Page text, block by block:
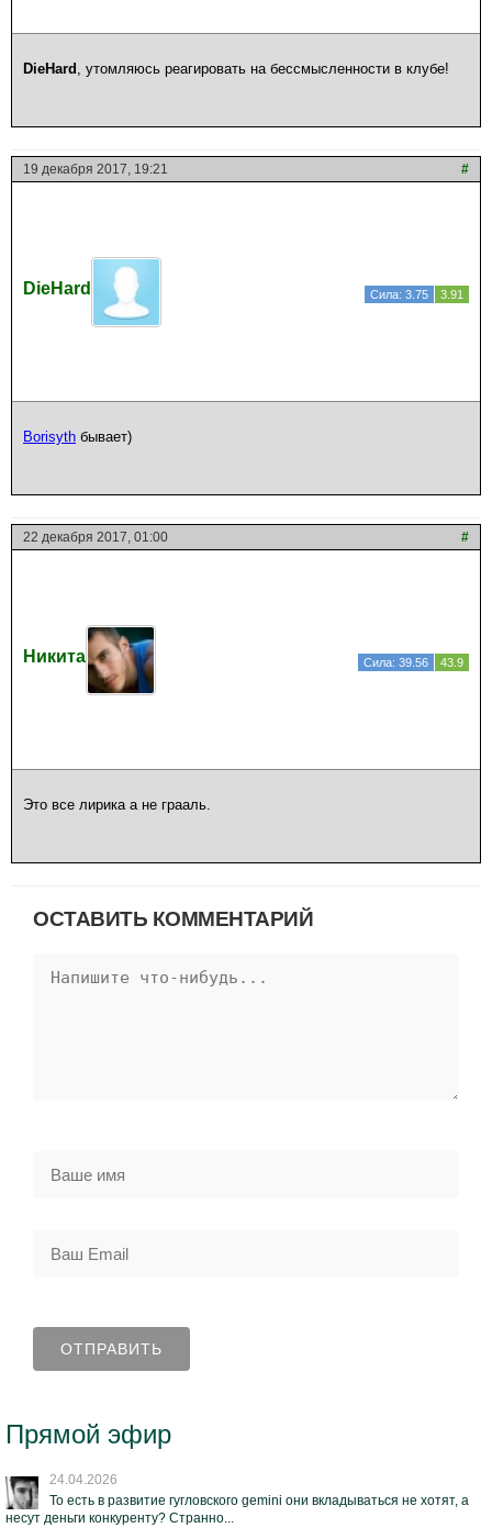
DieHard , утомляюсь реагировать на бессмысленности в клубе!
19 декабря 2017, 19:21 #
DieHard Сила: 3.75 3.91
Borisyth бывает)
22 декабря 2017, 01:00 #
Никита Сила: 39.56 43.9
Это все лирика а не грааль.
ОСТАВИТЬ КОММЕНТАРИЙ
Прямой эфир
24.04.2026
То есть в развитие гугловского gemini они вкладываться не хотят, а
несут деньги конкуренту? Странно...